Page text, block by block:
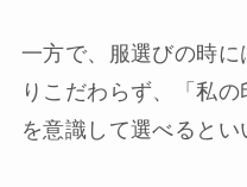
一方で、服選びの時に
りこだわらず、「私の
を意識して選べるとい